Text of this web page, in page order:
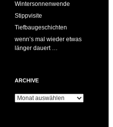
Wintersonnenwende
Stippvisite
Tiefbaugeschichten
wenn’s mal wieder etwas
länger dauert …
ARCHIVE
Archive